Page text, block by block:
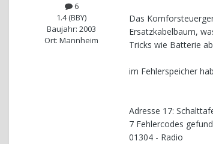
6
1.4 (BBY)
Baujahr: 2003
Ort: Mannheim
Das
Ersatzkabelbaum,
Tricks wie Batterie
im Fehlerspeicher
Adresse 17:
7 Fehlercodes
01304 - Radio